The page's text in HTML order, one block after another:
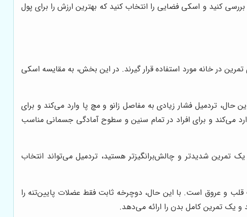
کنید و اسکی فضایی را انتخاب کنید که بهترین ارزش را برای پول
در خانه مورد استفاده قرار گیرند. در این بخش، به مقایسه اسکی
تردمیل فشار زیادی به مفاصل زانو و مچ پا وارد می‌کند و برای
و برای افراد در تمام سنین و سطوح آمادگی جسمانی مناسب
تمرین شدیدتر و چالش‌برانگیزتر هستید، تردمیل می‌تواند انتخاب
و عروق است. با این حال، دوچرخه ثابت فقط عضلات پایین‌تنه را
و یک تمرین کامل بدن را ارائه می‌دهد.